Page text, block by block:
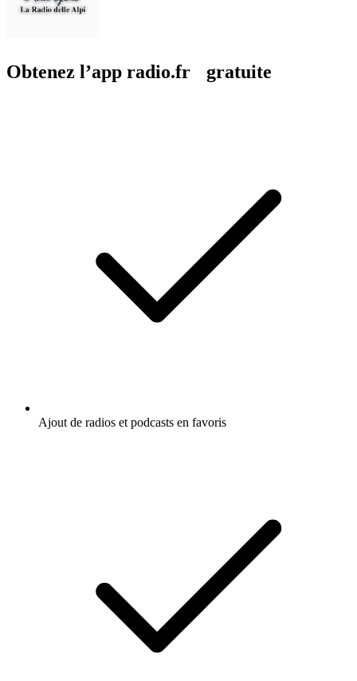
Obtenez l’app radio.fr gratuite
Ajout de radios et podcasts en favoris